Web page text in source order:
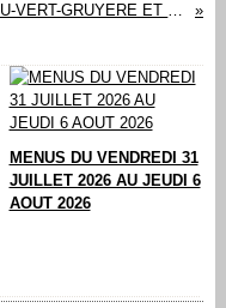
QUICHE VIANDE HACHEE-CHOU-VERT-GRUYERE ET PÂTE BRISEE AUX HERBES
MENUS DU VENDREDI 31
JUILLET 2026 AU JEUDI 6
AOUT 2026